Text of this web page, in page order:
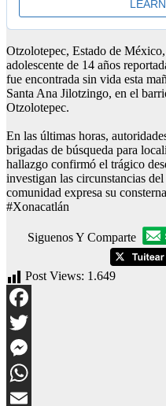
Otzolotepec, Estado de
adolescente de 14 años
fue encontrada sin vida esta
Santa Ana Jilotzingo, en el
Otzolotepec.
En las últimas horas,
brigadas de búsqueda para
hallazgo confirmó el trágico
investigan las circunstancias
comunidad expresa su
#Xonacatlán
Siguenos Y Comparte
Post Views: 1.649
Facebook
Twitter
Messenger
WhatsApp